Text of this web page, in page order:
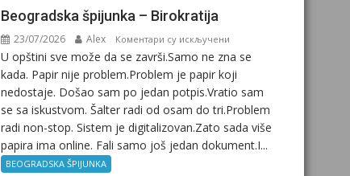
Beogradska špijunka – Birokratija
23/07/2026 Alex Коментари су искључени
Beogradska
špijunka
–
Birokratija
U opštini sve može da se završi.Samo ne zna se
kada. Papir nije problem.Problem je papir koji
nedostaje. Došao sam po jedan potpis.Vratio sam
se sa iskustvom. Šalter radi od osam do tri.Problem
radi non-stop. Sistem je digitalizovan.Zato sada više
papira ima online. Fali samo još jedan dokument.I...
BEOGRADSKA ŠPIJUNKA